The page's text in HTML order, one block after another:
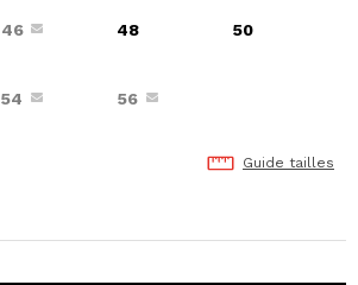
46 48 50
54 56
Guide tailles